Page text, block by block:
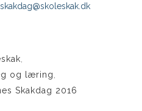
skakdag@skoleskak.dk
og læring
Skakdag 2016